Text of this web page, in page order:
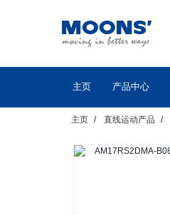
主页 产品中心
主页 直线运动产品